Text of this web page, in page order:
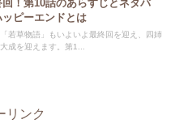
回！第10話のあらすじとネタバ
ピーエンドとは
若草物語」もいよいよ最終回を迎え、四姉
成を迎えます。第1...
リンク